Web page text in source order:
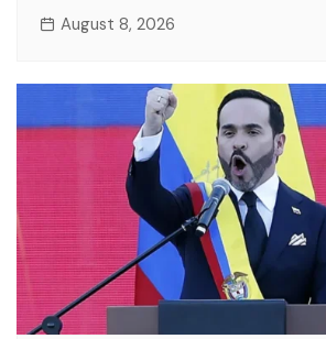
August 8, 2026